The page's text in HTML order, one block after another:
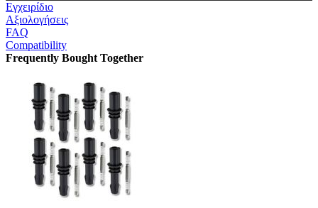
Εγχειρίδιο
Αξιολογήσεις
FAQ
Compatibility
Frequently Bought Together